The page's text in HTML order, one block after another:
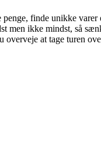
finde unikke
men ikke mindst, så
at tage turen